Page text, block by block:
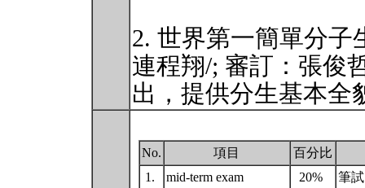
2. 世界第一簡單分子
連程翔/; 審訂：張俊
出，提供分生基本
No. 項目
百分比
1.
mid-term exam 20%
筆